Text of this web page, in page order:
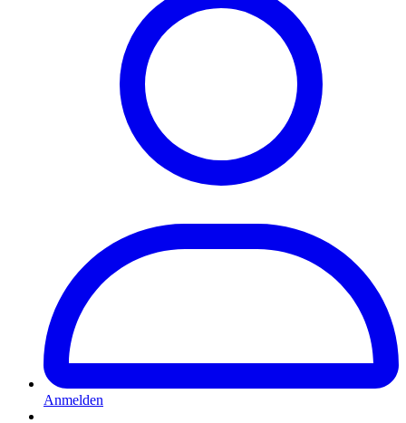
Anmelden